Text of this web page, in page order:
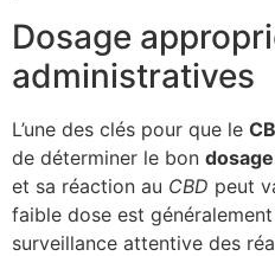
Dosage
administratives
L’une des clés pour que le
de déterminer le bon dosage
et sa réaction au CBD peut
faible dose est
surveillance attentive des